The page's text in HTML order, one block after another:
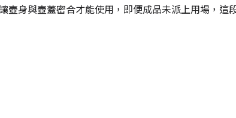
壺身與壺蓋密合才能使用，即便成品未派上用場，這